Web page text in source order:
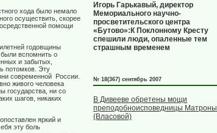
хода было немало
осуществить, скорее
помощи
годовщины
вспомнить о
и забытых,
потомков. Эту
современной России.
живого человека
государства, ни со
шагов, никаких
яркий и
эту боль
Игорь Гарькавый, директор
Мемориального научно-
просветительского центра
«Бутово»:К Поклонному Кресту
спешили люди, опаленные тем
страшным временем
№ 18(367) сентябрь 2007
В Дивееве обретены мощи
преподобноисповедницы Матроны
(Власовой)